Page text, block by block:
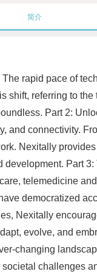
简介
rapid pace of
shift, referring to
Part 2:
and connectivity.
Nexitally
development. Part
telemedicine
democratized
Nexitally
evolve, and
changing
challenges